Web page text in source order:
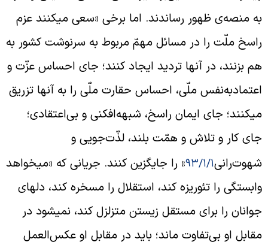
منصه‌ی ظهور رساندند. اما برخی «سعی میکنند عزم
ملّت را در مسائل مهمّ مربوط به سرنوشت کشور به
بزنند، در آنها تردید ایجاد کنند؛ جای احساس عزّت و
ملّی، احساس حقارت ملّی را به آنها تزریق
جای ایمان راسخ، شبهه‌افکنی و بی‌اعتقادی؛
کار و تلاش و همّت بلند، لذّت‌جویی و
۹۳/۱/۱» را جایگزین کنند. جریانی که «میخواهد
را تئوریزه کند، استقلال را مسخره کند، دلهای
را برای مستقل زیستن متزلزل کند، نمیشود در
او بی‌تفاوت ماند؛ باید در مقابل او عکس‌العمل